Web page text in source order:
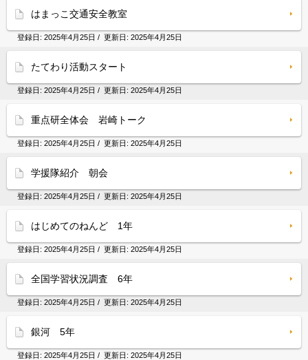
はまっこ交通安全教室
登録日: 2025年4月25日 / 更新日: 2025年4月25日
たてわり活動スタート
登録日: 2025年4月25日 / 更新日: 2025年4月25日
重点研全体会 岩崎トーク
登録日: 2025年4月25日 / 更新日: 2025年4月25日
学援隊紹介 朝会
登録日: 2025年4月25日 / 更新日: 2025年4月25日
はじめてのねんど 1年
登録日: 2025年4月25日 / 更新日: 2025年4月25日
全国学習状況調査 6年
登録日: 2025年4月25日 / 更新日: 2025年4月25日
銀河 5年
登録日: 2025年4月25日 / 更新日: 2025年4月25日